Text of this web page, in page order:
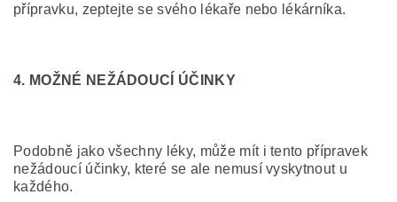
přípravku, zeptejte se svého lékaře nebo lékárníka.
4. MOŽNÉ NEŽÁDOUCÍ ÚČINKY
Podobně jako všechny léky, může mít i tento přípravek
nežádoucí účinky, které se ale nemusí vyskytnout u
každého.